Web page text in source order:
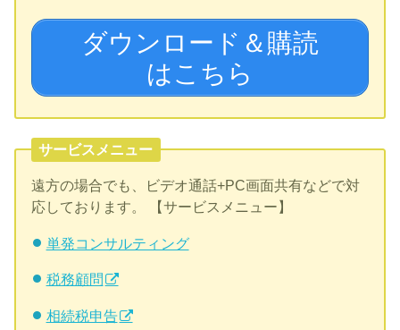
ダウンロード＆購読
はこちら
サービスメニュー
遠方の場合でも、ビデオ通話+PC画面共有などで対
応しております。 【サービスメニュー】
単発コンサルティング
税務顧問
相続税申告